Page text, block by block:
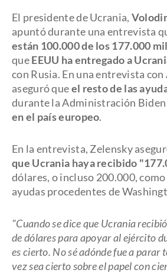
El presidente de Ucrania,
apuntó durante una entrevista
están 100.000 de los 177.000
queEEUU ha entregado a
con Rusia. En una entrevista
aseguró queel resto de las
durante la Administración Biden
en el país europeo.
En la entrevista, Zelensky
que Ucrania haya recibido
dólares, o incluso 200.000,
ayudas procedentes de
"Cuando se dice que Ucrania
de dólares para apoyar al ejército
es cierto. No sé adónde fue a parar
vez sea cierto sobre el papel con